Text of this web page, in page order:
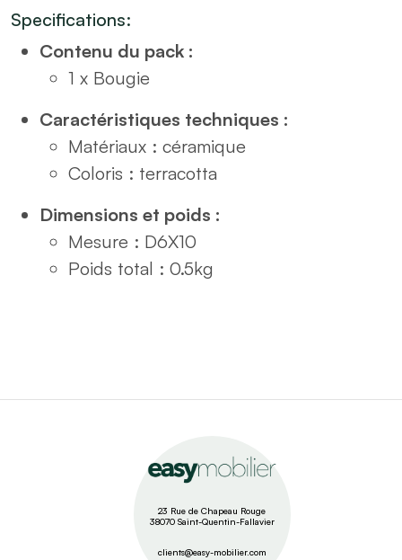
Specifications:
Contenu du pack :
1 x Bougie
Caractéristiques techniques :
Matériaux : céramique
Coloris : terracotta
Dimensions et poids :
Mesure : D6X10
Poids total : 0.5kg
23 Rue de Chapeau Rouge
38070 Saint-Quentin-Fallavier
clients@easy-mobilier.com